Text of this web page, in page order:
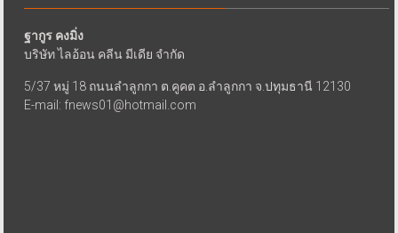
ฐากูร คงมิ่ง
บริษัท ไลอ้อน คลีน มีเดีย จำกัด
5/37 หมู่ 18 ถนนลำลูกกา ต.คูคต อ.ลำลูกกา จ.ปทุมธานี 12130
E-mail: fnews01@hotmail.com